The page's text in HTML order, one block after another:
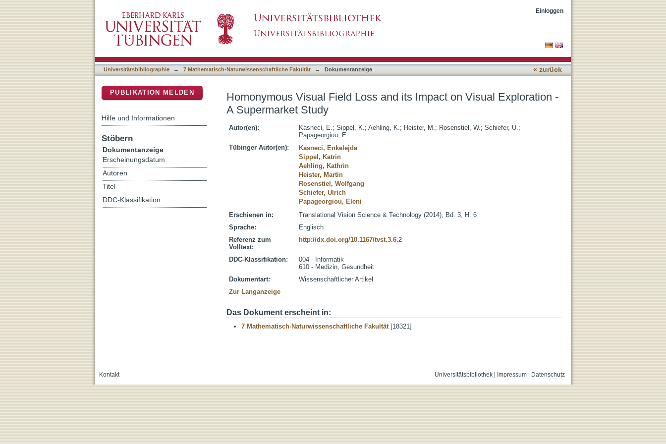
Einloggen
Universitätsbibliographie → 7 Mathematisch-Naturwissenschaftliche Fakultät → Dokumentanzeige « zurück
Homonymous Visual Field Loss and its Impact on Visual Exploration -
A Supermarket Study
Autor(en): Kasneci, E.; Sippel, K.; Aehling, K.; Heister, M.; Rosenstiel, W.; Schiefer, U.;
Papageorgiou, E.
Tübinger Autor(en):
Kasneci, Enkelejda
Sippel, Katrin
Aehling, Kathrin
Heister, Martin
Rosenstiel, Wolfgang
Schiefer, Ulrich
Papageorgiou, Eleni
Erschienen in:
Translational Vision Science & Technology (2014), Bd. 3, H. 6
Sprache:
Englisch
Referenz zum
Volltext:
http://dx.doi.org/10.1167/tvst.3.6.2
DDC-Klassifikation:
004 - Informatik
610 - Medizin, Gesundheit
Dokumentart:
Wissenschaftlicher Artikel
Zur Langanzeige
Das Dokument erscheint in:
7 Mathematisch-Naturwissenschaftliche Fakultät[18321]
PUBLIKATION MELDEN
Hilfe und Informationen
Stöbern
Dokumentanzeige
Erscheinungsdatum
Autoren
Titel
DDC-Klassifikation
Universitätsbibliothek| Impressum| Datenschutz
Kontakt